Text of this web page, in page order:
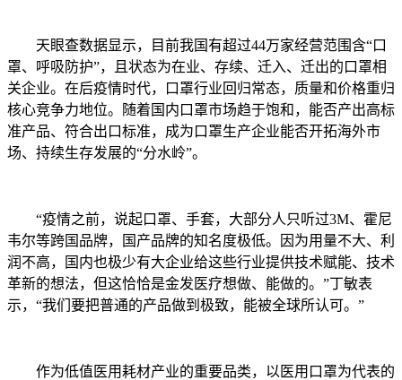
天眼查数据显示，目前我国有超过44万家经营范围含“口
罩、呼吸防护”，且状态为在业、存续、迁入、迁出的口罩相
关企业。在后疫情时代，口罩行业回归常态，质量和价格重归
核心竞争力地位。随着国内口罩市场趋于饱和，能否产出高标
准产品、符合出口标准，成为口罩生产企业能否开拓海外市
场、持续生存发展的“分水岭”。
“疫情之前，说起口罩、手套，大部分人只听过3M、霍尼
韦尔等跨国品牌，国产品牌的知名度极低。因为用量不大、利
润不高，国内也极少有大企业给这些行业提供技术赋能、技术
革新的想法，但这恰恰是金发医疗想做、能做的。”丁敏表
示，“我们要把普通的产品做到极致，能被全球所认可。”
作为低值医用耗材产业的重要品类，以医用口罩为代表的